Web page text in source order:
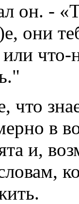
он. -
они
или
что
в
и,